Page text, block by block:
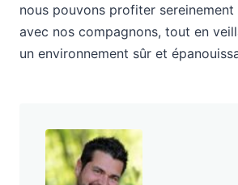
nous pouvons profiter
avec nos compagnons, tout en
un environnement sûr et